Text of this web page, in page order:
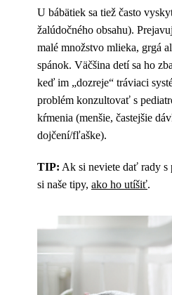
U bábätiek sa tiež často
žalúdočného obsahu).
malé množstvo mlieka, grgá
spánok. Väčšina detí sa ho
keď im „dozreje“ tráviaci
problém konzultovať s
kŕmenia (menšie, častejšie
dojčení/fľaške).
TIP: Ak si neviete dať rady s
si naše tipy, ako ho utíšiť.